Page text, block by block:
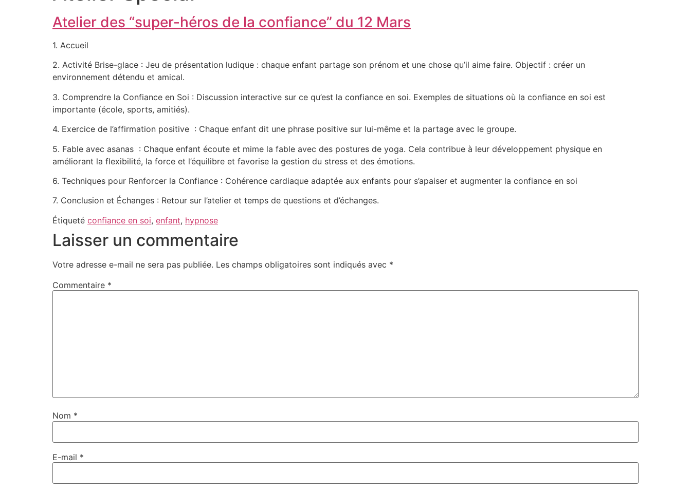
Atelier des “super-héros de la confiance” du 12 Mars
1. Accueil
2. Activité Brise-glace : Jeu de présentation ludique : chaque enfant partage son prénom et une chose qu’il aime faire. Objectif : créer un
environnement détendu et amical.
3. Comprendre la Confiance en Soi : Discussion interactive sur ce qu’est la confiance en soi. Exemples de situations où la confiance en soi est
importante (école, sports, amitiés).
4. Exercice de l’affirmation positive : Chaque enfant dit une phrase positive sur lui-même et la partage avec le groupe.
5. Fable avec asanas : Chaque enfant écoute et mime la fable avec des postures de yoga. Cela contribue à leur développement physique en
améliorant la flexibilité, la force et l’équilibre et favorise la gestion du stress et des émotions.
6. Techniques pour Renforcer la Confiance : Cohérence cardiaque adaptée aux enfants pour s’apaiser et augmenter la confiance en soi
7. Conclusion et Échanges : Retour sur l’atelier et temps de questions et d’échanges.
Étiqueté confiance en soi, enfant, hypnose
Laisser un commentaire
Votre adresse e-mail ne sera pas publiée. Les champs obligatoires sont indiqués avec *
Commentaire *
Nom *
E-mail *